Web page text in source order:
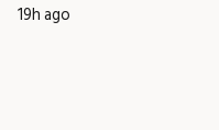
19h ago